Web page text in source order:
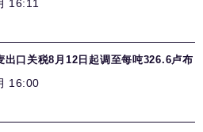
16:11
出口关税8月12日起调至每吨326.6卢布
16:00